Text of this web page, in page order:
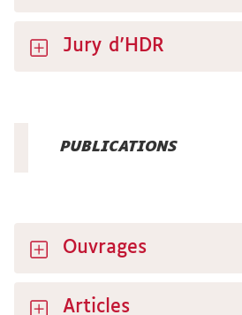
Jury d'HDR
PUBLICATIONS
Ouvrages
Articles